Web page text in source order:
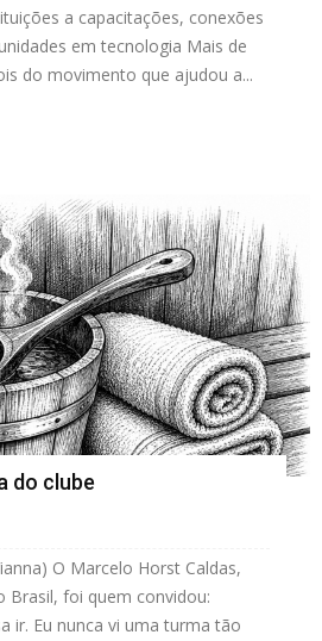
a capacitações, conexões
em tecnologia Mais de
do movimento que ajudou a...
do clube
O Marcelo Horst Caldas,
Brasil, foi quem convidou:
ir. Eu nunca vi uma turma tão